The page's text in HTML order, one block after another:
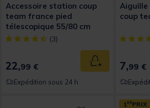
Accessoire station coup
team france pied
télescopique 55/80 cm
[object Object] out of 5 Customer Rating
(3)
22,99 € Ajouter au
Expédition sous 24 h
coup
[object
7,99 €
1 ERPRIX